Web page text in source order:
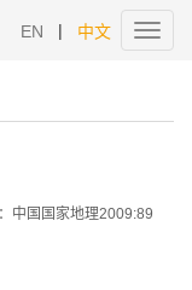
EN | 中文
中国国家地理2009:89